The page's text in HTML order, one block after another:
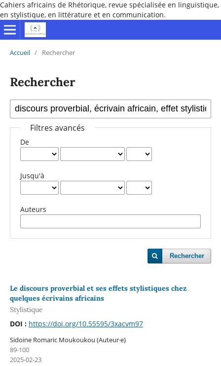
Cahiers africains de Rhétorique, revue spécialisée en linguistique,
en stylistique, en littérature et en communication.
Accueil / Rechercher
Rechercher
Filtres avancés
De
Jusqu'à
Auteurs
Rechercher
Le discours proverbial et ses effets stylistiques chez
quelques écrivains africains
Stylistique
DOI : https://doi.org/10.55595/3xacvm97
Sidoine Romaric Moukoukou (Auteur·e)
89-100
2025-02-23